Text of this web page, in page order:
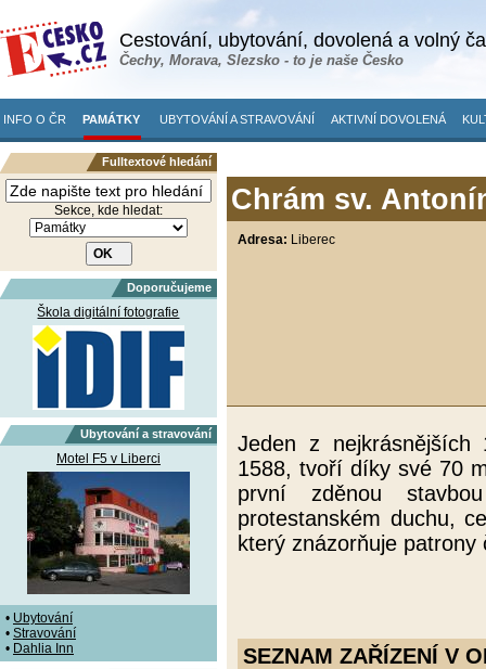
Cestování, ubytování, dovolená a volný
Čechy, Morava, Slezsko - to je naše Česko
INFO O ČR PAMÁTKY UBYTOVÁNÍ A STRAVOVÁNÍ AKTIVNÍ DOVOLENÁ
Fulltextové hledání
Sekce, kde hledat:
Doporučujeme
Škola digitální fotografie
Ubytování a stravování
Motel F5 v Liberci
• Ubytování
• Stravování
• Dahlia Inn
Chrám sv.
Adresa: Liberec
Jeden z
1588, tvoří díky své 70
první zděnou
protestanském duchu,
který znázorňuje patrony
SEZNAM ZAŘÍZENÍ V